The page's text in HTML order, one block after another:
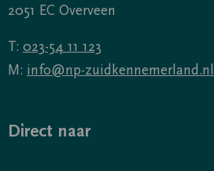
2051 EC Overveen
T: 023-54 11 123
M: info@np-zuidkennemerland.nl
Direct naar